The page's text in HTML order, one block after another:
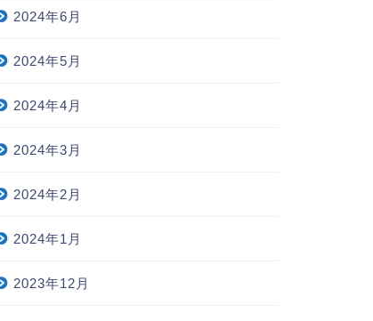
2024年6月
2024年5月
2024年4月
2024年3月
2024年2月
2024年1月
2023年12月